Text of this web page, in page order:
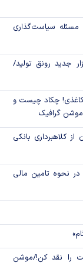
شدند؟
جدید مالیاتی برای
انتقال ارز
سیاست‌گذاری
جدید رونق تولید/
چکاد چیست و
گرافیک
کلاهبرداری بانکی
در نحوه تامین مالی
را نقد کن!/موشن